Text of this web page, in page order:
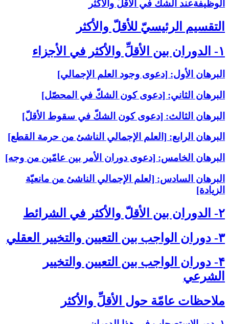
الوظيفةعند الشكّ في الأقلّ والأكثر
التقسيم الرئيسيّ للأقلّ والأكثر
۱- الدوران بين الأقلِّ والأكثر في الأجزاء
البرهان الأول: [دعوى وجود العلم الإجمالي‏]
البرهان الثاني: [دعوى كون الشكّ في المحصّل‏]
البرهان الثالث: [دعوى كون الشكّ في سقوط الأقلّ‏]
البرهان الرابع: [العلم الإجمالي الناشئ من حرمة القطع‏]
البرهان الخامس: [دعوى دوران الأمر بين عامّين من وجه‏]
البرهان السادس: [لعلم الإجمالي الناشئ من مانعيّة
الزيادة]
۲- الدوران بين الأقلّ والأكثر في الشرائط
۳- دوران الواجب بين التعيين والتخيير العقلي‏
۴- دوران الواجب بين التعيين والتخيير
الشرعي‏
ملاحظات عامّة حول الأقلِّ والأكثر